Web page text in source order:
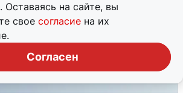
на сайте, вы
свое согласие на их
Согласен
остались без